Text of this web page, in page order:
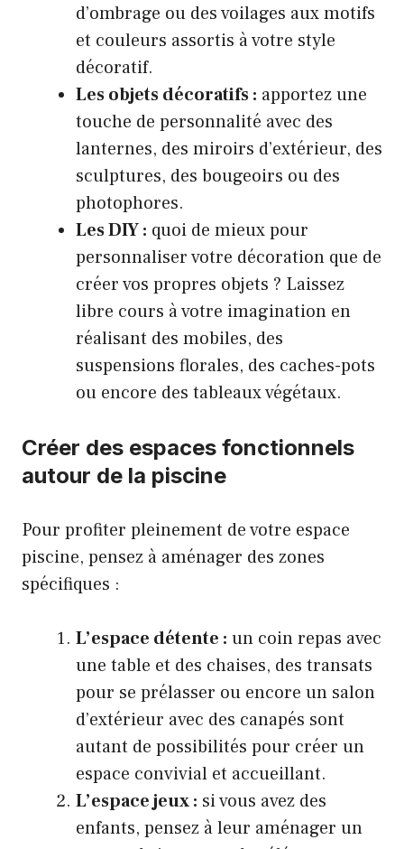
d’ombrage ou des voilages aux motifs
et couleurs assortis à votre style
décoratif.
Les objets décoratifs : apportez une
touche de personnalité avec des
lanternes, des miroirs d’extérieur, des
sculptures, des bougeoirs ou des
photophores.
Les DIY : quoi de mieux pour
personnaliser votre décoration que de
créer vos propres objets ? Laissez
libre cours à votre imagination en
réalisant des mobiles, des
suspensions florales, des caches-pots
ou encore des tableaux végétaux.
Créer des espaces fonctionnels
autour de la piscine
Pour profiter pleinement de votre espace
piscine, pensez à aménager des zones
spécifiques :
L’espace détente : un coin repas avec
une table et des chaises, des transats
pour se prélasser ou encore un salon
d’extérieur avec des canapés sont
autant de possibilités pour créer un
espace convivial et accueillant.
L’espace jeux : si vous avez des
enfants, pensez à leur aménager un